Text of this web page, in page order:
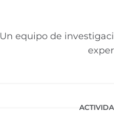
Un equipo de